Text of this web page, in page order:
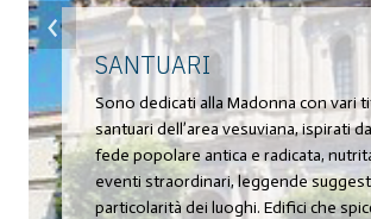
SANTUARI
Sono dedicati alla Madonna con vari
santuari dell’area vesuviana, ispirati
fede popolare antica e radicata,
eventi straordinari, leggende
particolarità dei luoghi. Edifici che
‹